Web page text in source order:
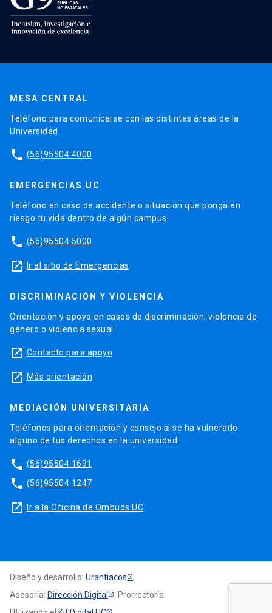
MESA CENTRAL
Teléfono para comunicarse con las distintas áreas de la
Universidad.
phone (56)95504 4000
EMERGENCIAS UC
Teléfono en caso de accidente o situación que ponga en
riesgo tu vida dentro de algún campus.
phone (56)95504 5000
launch Ir al sitio de Emergencias
DISCRIMINACIÓN Y VIOLENCIA
Orientación y apoyo en casos de discriminación, violencia de
género o violencia sexual.
launch Contacto para apoyo
launch Más orientación
MEDIACIÓN UNIVERSITARIA
Teléfonos para orientación y consejo si se ha vulnerado
alguno de tus derechos en la universidad.
phone (56)95504 1691
phone (56)95504 1247
launch Ir a la Oficina de Ombuds UC
Diseño y desarrollo: Urantiacos
Asesoría: Dirección Digital
, Prorrectoría